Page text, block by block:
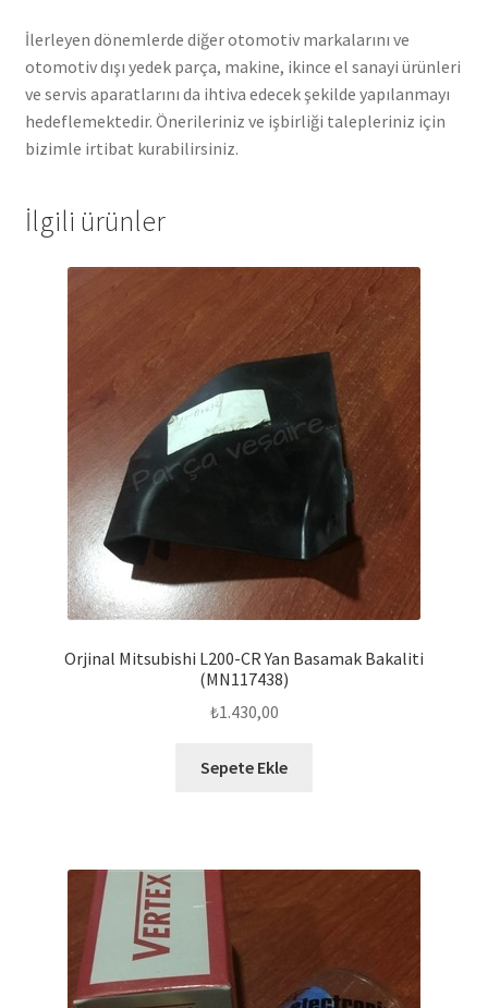
İlerleyen dönemlerde diğer otomotiv markalarını ve
otomotiv dışı yedek parça, makine, ikince el sanayi ürünleri
ve servis aparatlarını da ihtiva edecek şekilde yapılanmayı
hedeflemektedir. Önerileriniz ve işbirliği talepleriniz için
bizimle irtibat kurabilirsiniz.
İlgili ürünler
Orjinal Mitsubishi L200-CR Yan Basamak Bakaliti
(MN117438)
₺1.430,00
Sepete Ekle